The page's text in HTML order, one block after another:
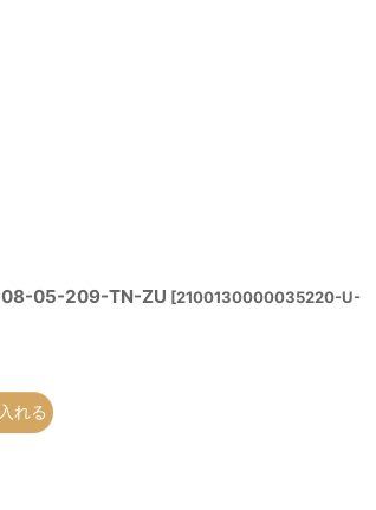
08-05-209-TN-ZU [2100130000035220-U-
れる